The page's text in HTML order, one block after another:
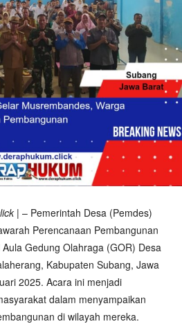
| – Pemerintah Desa (Pemdes)
Perencanaan Pembangunan
Gedung Olahraga (GOR) Desa
Kabupaten Subang, Jawa
2025. Acara ini menjadi
dalam menyampaikan
di wilayah mereka.